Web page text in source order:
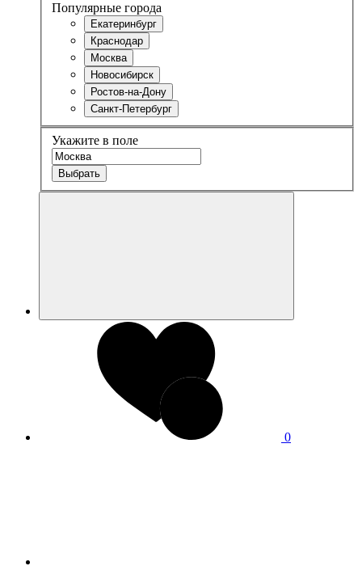
Популярные города
Екатеринбург
Краснодар
Москва
Новосибирск
Ростов-на-Дону
Санкт-Петербург
Укажите в поле
Выбрать
0